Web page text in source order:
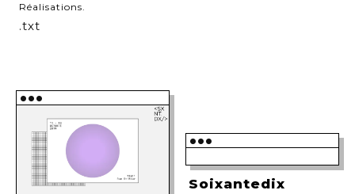
Réalisations.
.txt
•••
•••
Soixantedix